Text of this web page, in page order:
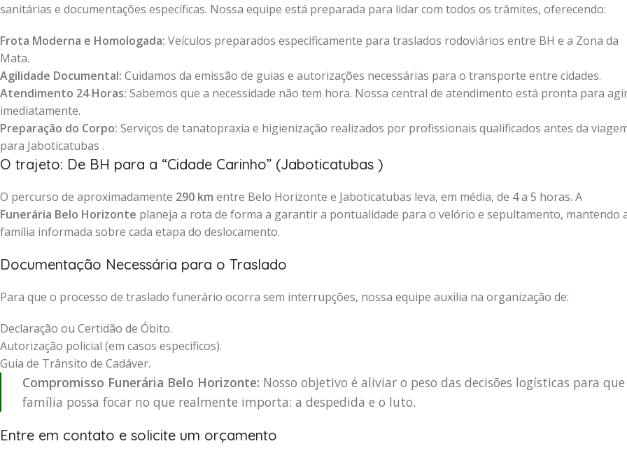
sanitárias e documentações específicas. Nossa equipe está preparada para lidar com todos os trâmites, oferecendo:
Frota Moderna e Homologada: Veículos preparados especificamente para traslados rodoviários entre BH e a Zona da
Mata.
Agilidade Documental: Cuidamos da emissão de guias e autorizações necessárias para o transporte entre cidades.
Atendimento 24 Horas: Sabemos que a necessidade não tem hora. Nossa central de atendimento está pronta para
imediatamente.
Preparação do Corpo: Serviços de tanatopraxia e higienização realizados por profissionais qualificados antes da
para Jaboticatubas .
O trajeto: De BH para a “Cidade Carinho” (Jaboticatubas )
O percurso de aproximadamente 290 km entre Belo Horizonte e Jaboticatubas leva, em média, de 4 a 5 horas. A
Funerária Belo Horizonte planeja a rota de forma a garantir a pontualidade para o velório e sepultamento, mantendo
família informada sobre cada etapa do deslocamento.
Documentação Necessária para o Traslado
Para que o processo de traslado funerário ocorra sem interrupções, nossa equipe auxilia na organização de:
Declaração ou Certidão de Óbito.
Autorização policial (em casos específicos).
Guia de Trânsito de Cadáver.
Compromisso Funerária Belo Horizonte: Nosso objetivo é aliviar o peso das decisões logísticas para
família possa focar no que realmente importa: a despedida e o luto.
Entre em contato e solicite um orçamento